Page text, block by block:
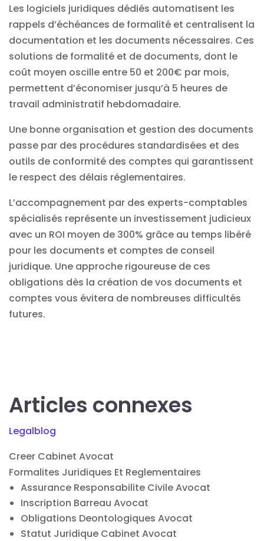
Les logiciels juridiques dédiés automatisent les
rappels d’échéances de formalité et centralisent la
documentation et les documents nécessaires. Ces
solutions de formalité et de documents, dont le
coût moyen oscille entre 50 et 200€ par mois,
permettent d’économiser jusqu’à 5 heures de
travail administratif hebdomadaire.
Une bonne organisation et gestion des documents
passe par des procédures standardisées et des
outils de conformité des comptes qui garantissent
le respect des délais réglementaires.
L’accompagnement par des experts-comptables
spécialisés représente un investissement judicieux
avec un ROI moyen de 300% grâce au temps libéré
pour les documents et comptes de conseil
juridique. Une approche rigoureuse de ces
obligations dès la création de vos documents et
comptes vous évitera de nombreuses difficultés
futures.
Articles connexes
Legalblog
Creer Cabinet Avocat
Formalites Juridiques Et Reglementaires
Assurance Responsabilite Civile Avocat
Inscription Barreau Avocat
Obligations Deontologiques Avocat
Statut Juridique Cabinet Avocat